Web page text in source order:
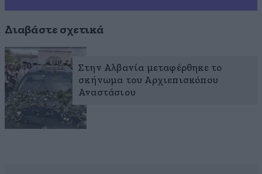
Διαβάστε σχετικά
Στην Αλβανία μεταφέρθηκε το
σκήνωμα του Αρχιεπισκόπου
Αναστάσιου